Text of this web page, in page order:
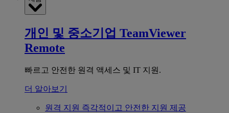
개인 및 중소기업 TeamViewer
Remote
빠르고 안전한 원격 액세스 및 IT 지원.
더 알아보기
원격 지원 즉각적이고 안전한 지원 제공